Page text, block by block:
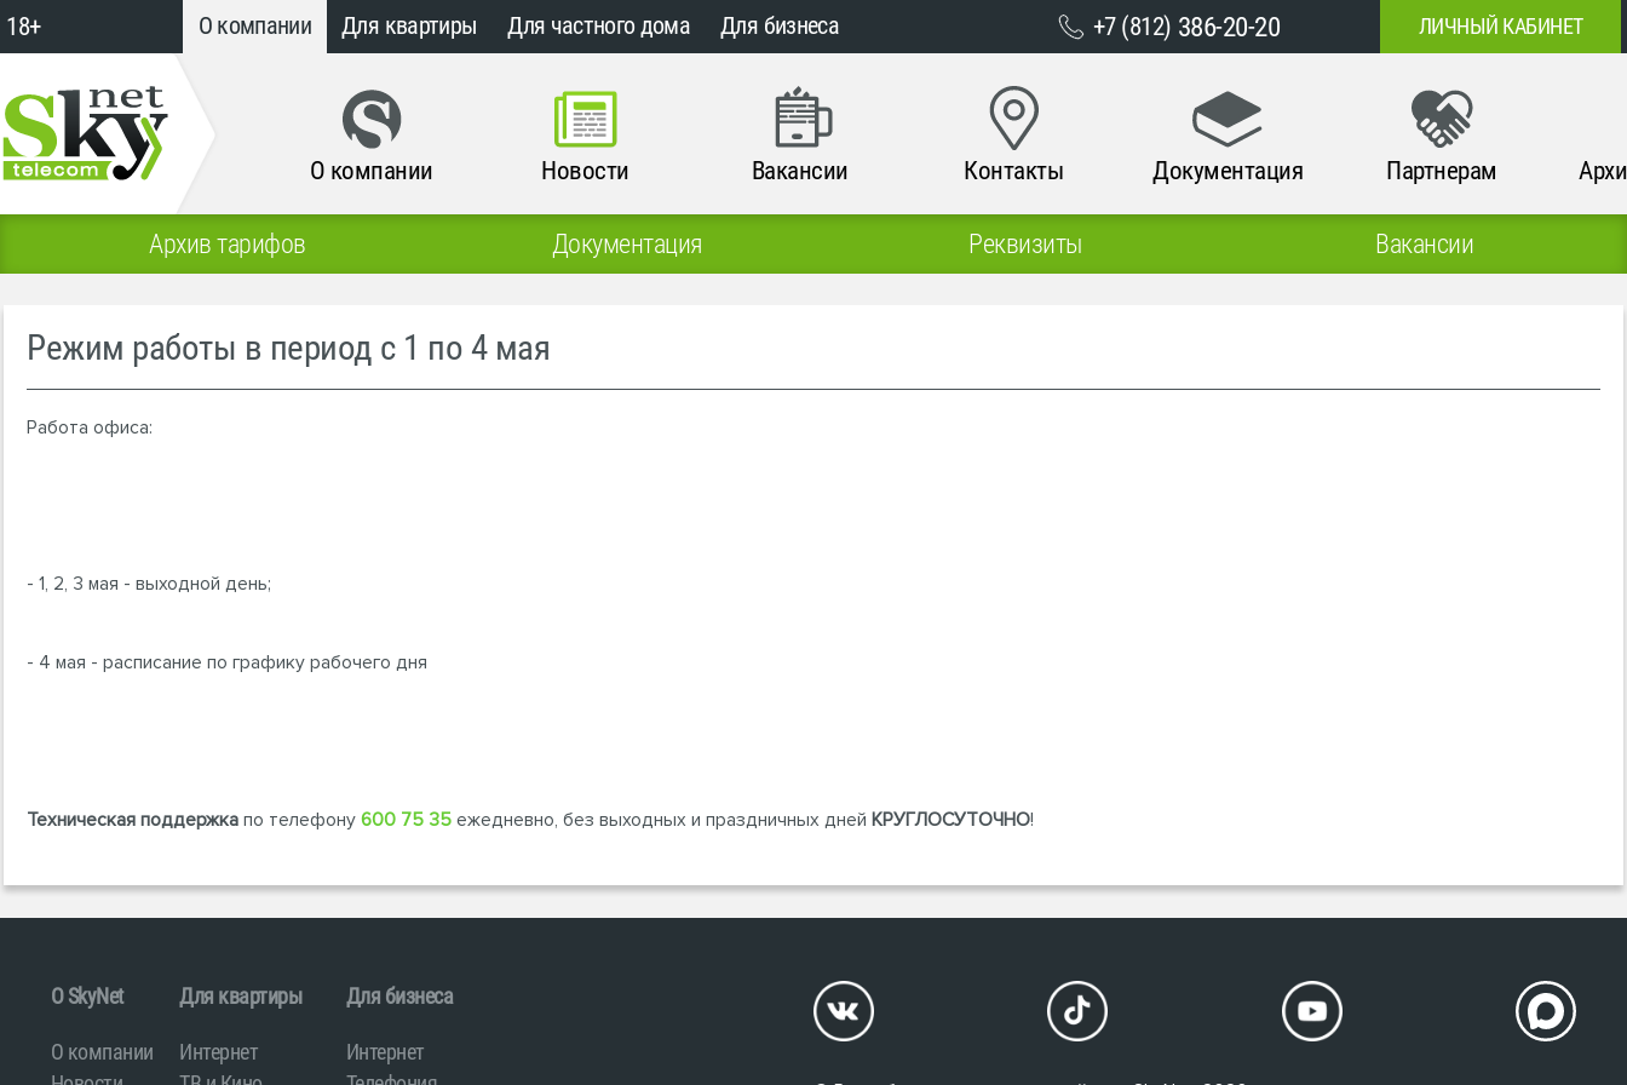
18+ О компании Для квартиры Для частного дома Для бизнеса +7 (812) 386-20-20 ЛИЧНЫЙ КАБИНЕТ
О компании Новости Вакансии Контакты Документация Партнерам
Архив тарифов Документация Реквизиты Вакансии
Режим работы в период с 1 по 4 мая
Работа офиса:
- 1, 2, 3 мая - выходной день;
- 4 мая - расписание по графику рабочего дня
Техническая поддержка по телефону600 75 35 ежедневно, без выходных и праздничных дней КРУГЛОСУТОЧНО!
O SkyNet
О компании
Для квартиры
Интернет
Для бизнеса
Интернет